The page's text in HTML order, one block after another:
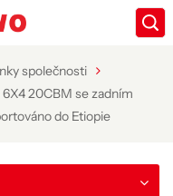
společnosti
20CBM se zadním
do Etiopie